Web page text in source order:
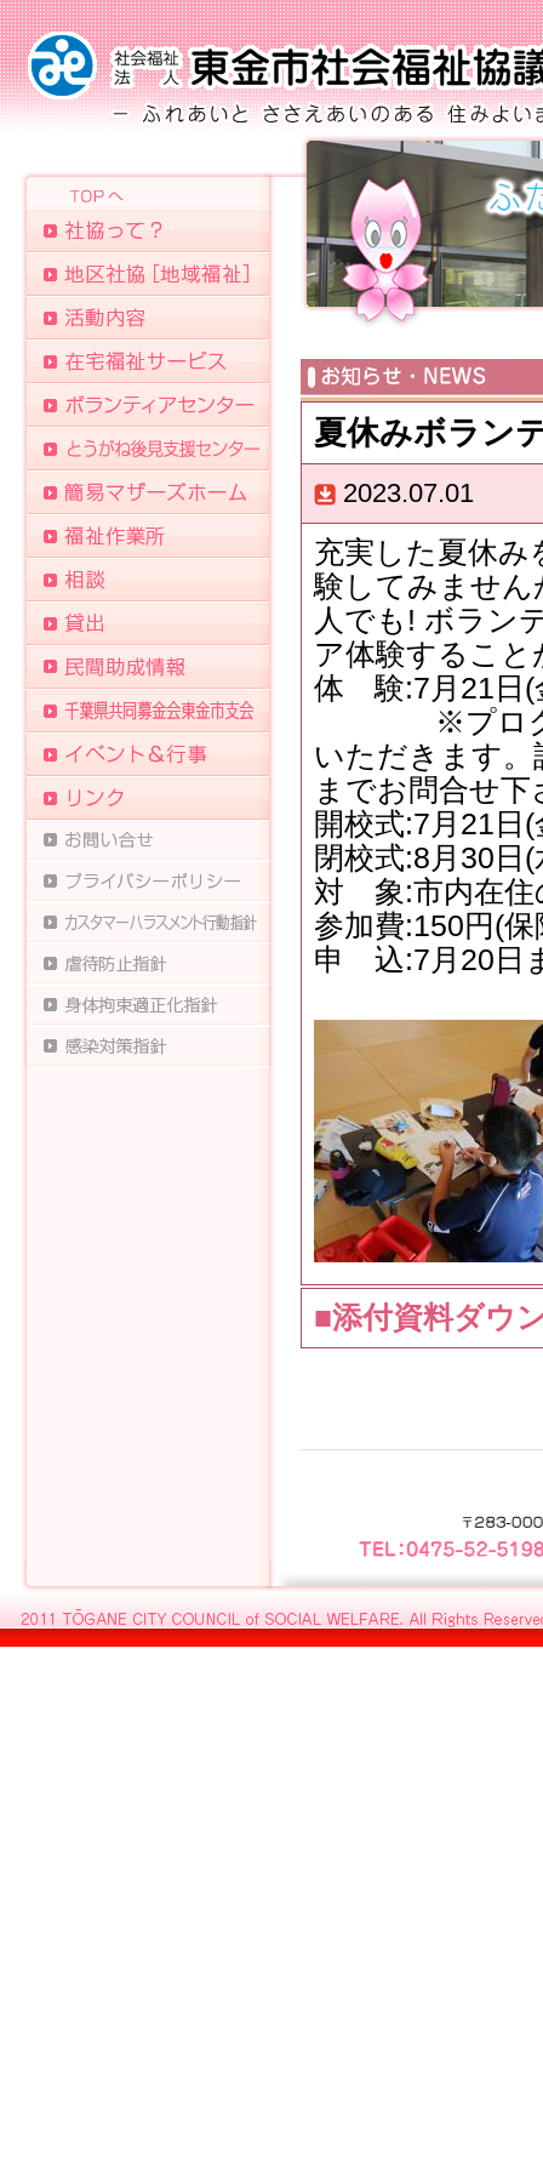
夏休みボラン
2023.07.01
充実した夏休
験してみません
人でも! ボラン
ア体験するこ
体 験:7月21日(
※プログラ
いただきます
までお問合せ下
開校式:7月21
閉校式:8月30
対 象:市内在住
参加費:150円(
申 込:7月20日
■添付資料ダウ